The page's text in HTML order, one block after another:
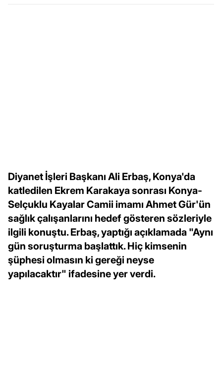
Diyanet İşleri Başkanı Ali Erbaş, Konya'da
katledilen Ekrem Karakaya sonrası Konya-
Selçuklu Kayalar Camii imamı Ahmet Gür'ün
sağlık çalışanlarını hedef gösteren sözleriyle
ilgili konuştu. Erbaş, yaptığı açıklamada "Aynı
gün soruşturma başlattık. Hiç kimsenin
şüphesi olmasın ki gereği neyse
yapılacaktır" ifadesine yer verdi.